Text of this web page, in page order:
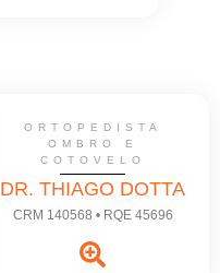
ORTOPEDISTA
OMBRO E
COTOVELO
DR. THIAGO DOTTA
CRM 140568 • RQE 45696